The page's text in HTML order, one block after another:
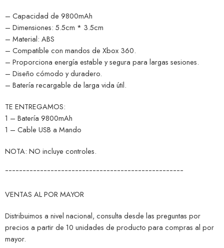
– Capacidad de 9800mAh
– Dimensiones: 5.5cm * 3.5cm
– Material: ABS
– Compatible con mandos de Xbox 360.
– Proporciona energía estable y segura para largas sesiones.
– Diseño cómodo y duradero.
– Batería recargable de larga vida útil.
TE ENTREGAMOS:
1 – Batería 9800mAh
1 – Cable USB a Mando
NOTA: NO incluye controles.
¯¯¯¯¯¯¯¯¯¯¯¯¯¯¯¯¯¯¯¯¯¯¯¯¯¯¯¯¯¯¯¯¯¯¯¯¯¯¯¯¯¯¯¯¯¯¯¯¯¯¯
VENTAS AL POR MAYOR
Distribuimos a nivel nacional, consulta desde las preguntas por
precios a partir de 10 unidades de producto para compras al por
mayor.